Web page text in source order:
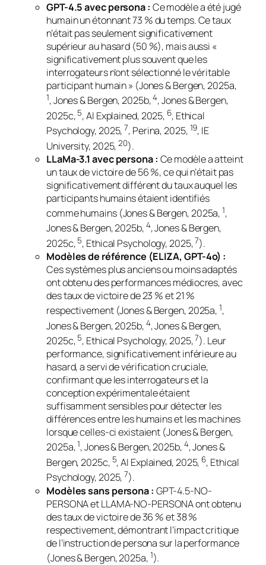
GPT-4.5 avec persona : Ce modèle a été jugé
humain un étonnant 73 % du temps. Ce taux
n’était pas seulement significativement
supérieur au hasard (50 %), mais aussi «
significativement plus souvent que les
interrogateurs n’ont sélectionné le véritable
participant humain » (Jones & Bergen, 2025a,
1, Jones & Bergen, 2025b,4, Jones & Bergen,
2025c, 5, AI Explained, 2025, 6, Ethical
Psychology, 2025, 7, Perina, 2025, 19, IE
University, 2025,20).
LLaMa-3.1 avec persona : Ce modèle a atteint
un taux de victoire de 56 %, ce qui n’était pas
significativement différent du taux auquel les
participants humains étaient identifiés
comme humains (Jones & Bergen, 2025a, 1,
Jones & Bergen, 2025b, 4, Jones & Bergen,
2025c, 5, Ethical Psychology, 2025,7).
Modèles de référence (ELIZA, GPT-4o) :
Ces systèmes plus anciens ou moins adaptés
ont obtenu des performances médiocres, avec
des taux de victoire de 23 % et 21 %
respectivement (Jones & Bergen, 2025a, 1,
Jones & Bergen, 2025b, 4, Jones & Bergen,
2025c, 5, Ethical Psychology, 2025,7). Leur
performance, significativement inférieure au
hasard, a servi de vérification cruciale,
confirmant que les interrogateurs et la
conception expérimentale étaient
suffisamment sensibles pour détecter les
différences entre les humains et les machines
lorsque celles-ci existaient (Jones & Bergen,
2025a,1, Jones & Bergen, 2025b, 4, Jones &
Bergen, 2025c, 5, AI Explained, 2025, 6, Ethical
Psychology, 2025, 7).
Modèles sans persona : GPT-4.5-NO-
PERSONA et LLAMA-NO-PERSONA ont obtenu
des taux de victoire de 36 % et 38 %
respectivement, démontrant l’impact critique
de l’instruction de persona sur la performance
(Jones & Bergen, 2025a, 1).